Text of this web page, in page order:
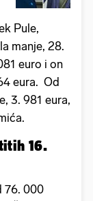
Pule,
manje, 28.
euro i on
eura. Od
3. 981 eura,
16.
76. 000